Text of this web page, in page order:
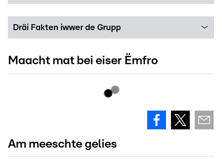
Dräi Fakten iwwer de Grupp
Maacht mat bei eiser Ëmfro
Am meeschte gelies